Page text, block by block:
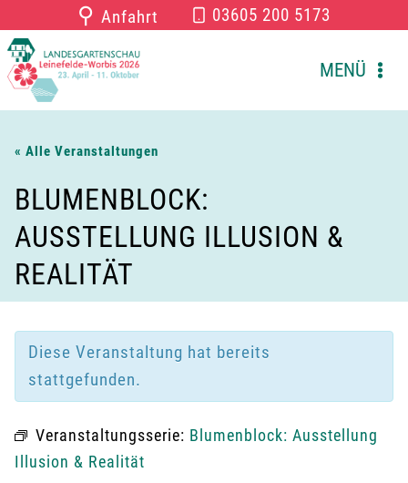
Inhalt
springen
⚲ Anfahrt 03605 200 5173
MENÜ
« Alle Veranstaltungen
BLUMENBLOCK:
AUSSTELLUNG ILLUSION &
REALITÄT
Diese Veranstaltung hat bereits
stattgefunden.
Veranstaltungsserie: Blumenblock: Ausstellung
Illusion & Realität